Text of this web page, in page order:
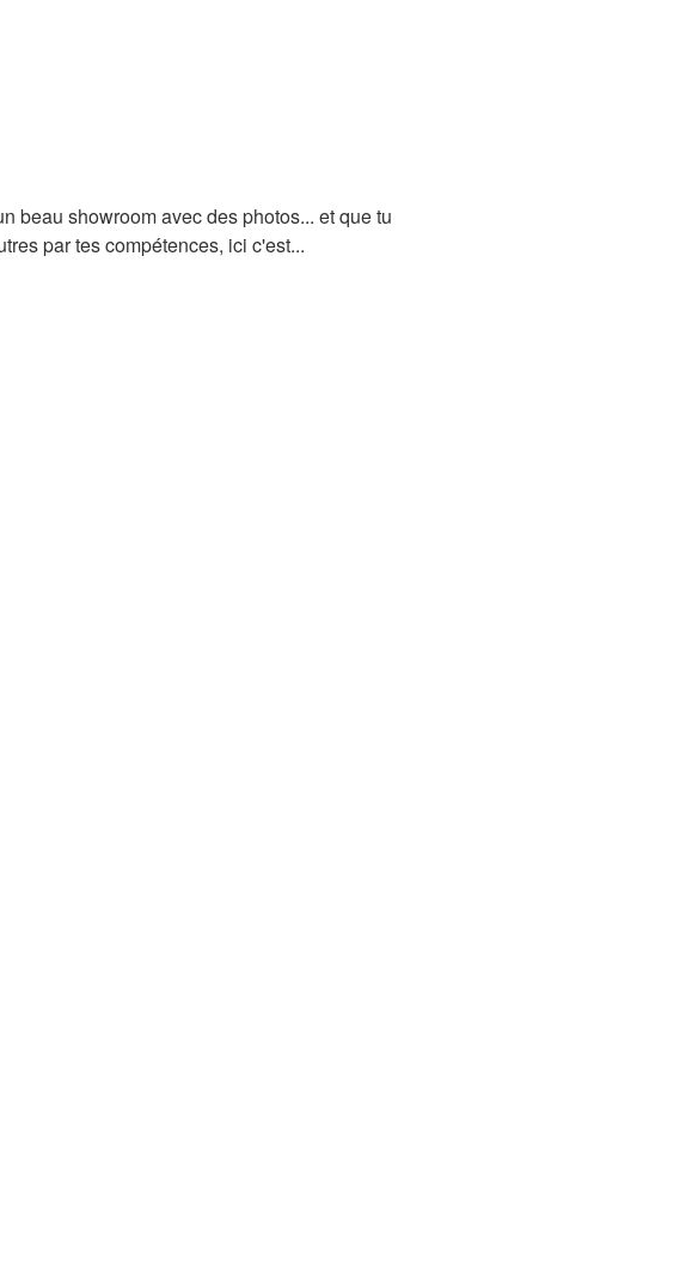
beau showroom avec des photos... et que tu
par tes compétences, ici c'est...